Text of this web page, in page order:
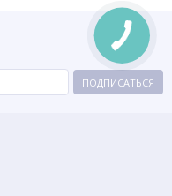
ПОДПИСАТЬСЯ